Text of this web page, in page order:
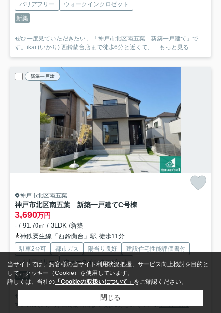
バリアフリー
ウォークインクロゼット
新築
ぜひ一度見ていただきたい、「神戸市北区南五葉 新築一戸建て」で
す。ikari(いかり) 西鈴蘭台店まで徒歩6分と近くて、...
もっと見る
新築一戸建
神戸市北区南五葉
神戸市北区南五葉 新築一戸建てC号棟
3,690万円
- / 91.70㎡ / 3LDK /新築
神鉄粟生線「西鈴蘭台」駅 徒歩11分
駐車2台可 都市ガス 陽当り良好
建設住宅性能評価書付
バリアフリー
ウォークインクロゼット
新築
ぜひ一度見ていただきたい、「神戸市北区南五葉 新築一戸建て」で
す。ikari(いかり) 西鈴蘭台店まで徒歩6分と近くて、...もっと見る
当サイトでは、お客様の当サイト利用状況把握、サービス向上検討を目的と
して、クッキー（Cookie）を使用しています。
詳しくは、当社の 「Cookieの取扱いについて」 をご確認ください。
閉じる